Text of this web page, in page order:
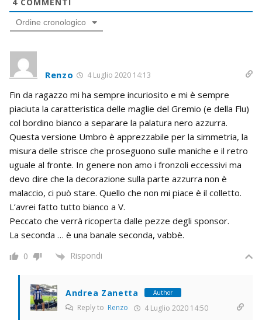
Ordine cronologico
Renzo 4 Luglio 2020 14:13
Fin da ragazzo mi ha sempre incuriosito e mi è sempre
piaciuta la caratteristica delle maglie del Gremio (e della Flu)
col bordino bianco a separare la palatura nero azzurra.
Questa versione Umbro è apprezzabile per la simmetria, la
misura delle strisce che proseguono sulle maniche e il retro
uguale al fronte. In genere non amo i fronzoli eccessivi ma
devo dire che la decorazione sulla parte azzurra non è
malaccio, ci può stare. Quello che non mi piace è il colletto.
L’avrei fatto tutto bianco a V.
Peccato che verrà ricoperta dalle pezze degli sponsor.
La seconda … è una banale seconda, vabbè.
0 Rispondi
Andrea Zanetta Author
Reply to Renzo 4 Luglio 2020 14:50